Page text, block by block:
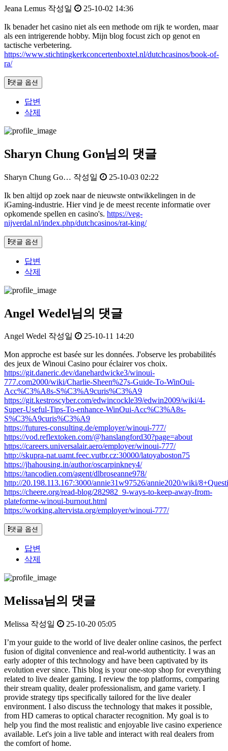
Jeana Lemus 작성일 25-10-02 14:36
Ik benader het casino niet als een methode om rijk te worden, maar
als een intrigerende hobby. Mijn blog focust zich op genot en
tactische verbetering.
https://www.stichtingkerkconcertenboxtel.nl/dutchcasinos/book-of-
ra/
댓글 옵션
답변
삭제
Sharyn Chung Gon님의 댓글
Sharyn Chung Go… 작성일 25-10-03 02:22
Ik ben altijd op zoek naar de nieuwste ontwikkelingen in de
iGaming-industrie. Hier vind je de meest recente informatie over
opkomende spellen en casino's. https://veg-
nijverdal.nl/index.php/dutchcasinos/rat-king/
댓글 옵션
답변
삭제
Angel Wedel님의 댓글
Angel Wedel 작성일 25-10-11 14:20
Mon approche est basée sur les données. J'observe les probabilités
des jeux de Winoui Casino pour éclairer vos choix.
https://git.daneric.dev/danehardwicke3/winoui-
777.com2000/wiki/Charlie-Sheen%27s-Guide-To-WinOui-
Acc%C3%A8s-S%C3%A9curis%C3%A9
https://git.kestroscyber.com/edwincockle39/edwin2009/wiki/4-
Super-Useful-Tips-To-enhance-WinOui-Acc%C3%A8s-
S%C3%A9curis%C3%A9
https://futures-consulting.de/employer/winoui-777/
https://vod.reflextoken.com/@hanslangford30?page=about
https://careers.universalair.aero/employer/winoui-777/
http://skupra-nat.uamt.feec.vutbr.cz:30000/latoyaboston75
https://jhahousing.in/author/oscarpinkney4/
https://tancodien.com/agent/dlbroseanne978/
http://20.198.113.167:3000/annie31w97526/annie2020/wiki/
https://cheere.org/read-blog/282982_9-ways-to-keep-away-from-
plateforme-winoui-burnout.html
https://working.altervista.org/employer/winoui-777/
댓글 옵션
답변
삭제
Melissa님의 댓글
Melissa 작성일 25-10-20 05:05
I’m your guide to the world of live dealer online casinos, the perfect
fusion of digital convenience and real-world authenticity. I was an
early adopter of this technology and have been captivated by its
evolution ever since. This blog is your one-stop shop for everything
related to live dealer gaming. I review the top platforms, comparing
their stream quality, dealer professionalism, and game variety. I
provide strategy tips specifically tailored for the live dealer
environment. I also discuss the technology that makes it possible,
from HD cameras to optical character recognition. My goal is to
help you find the most realistic and enjoyable live casino experience
available. Let's join a live table and interact with real dealers from
the comfort of home.